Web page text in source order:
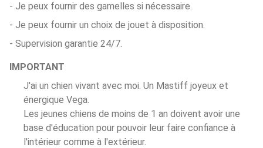
- Je peux fournir des gamelles si nécessaire.
- Je peux fournir un choix de jouet à disposition.
- Supervision garantie 24/7.
IMPORTANT
J'ai un chien vivant avec moi. Un Mastiff joyeux et
énergique Vega.
Les jeunes chiens de moins de 1 an doivent avoir une
base d'éducation pour pouvoir leur faire confiance à
l'intérieur comme à l'extérieur.